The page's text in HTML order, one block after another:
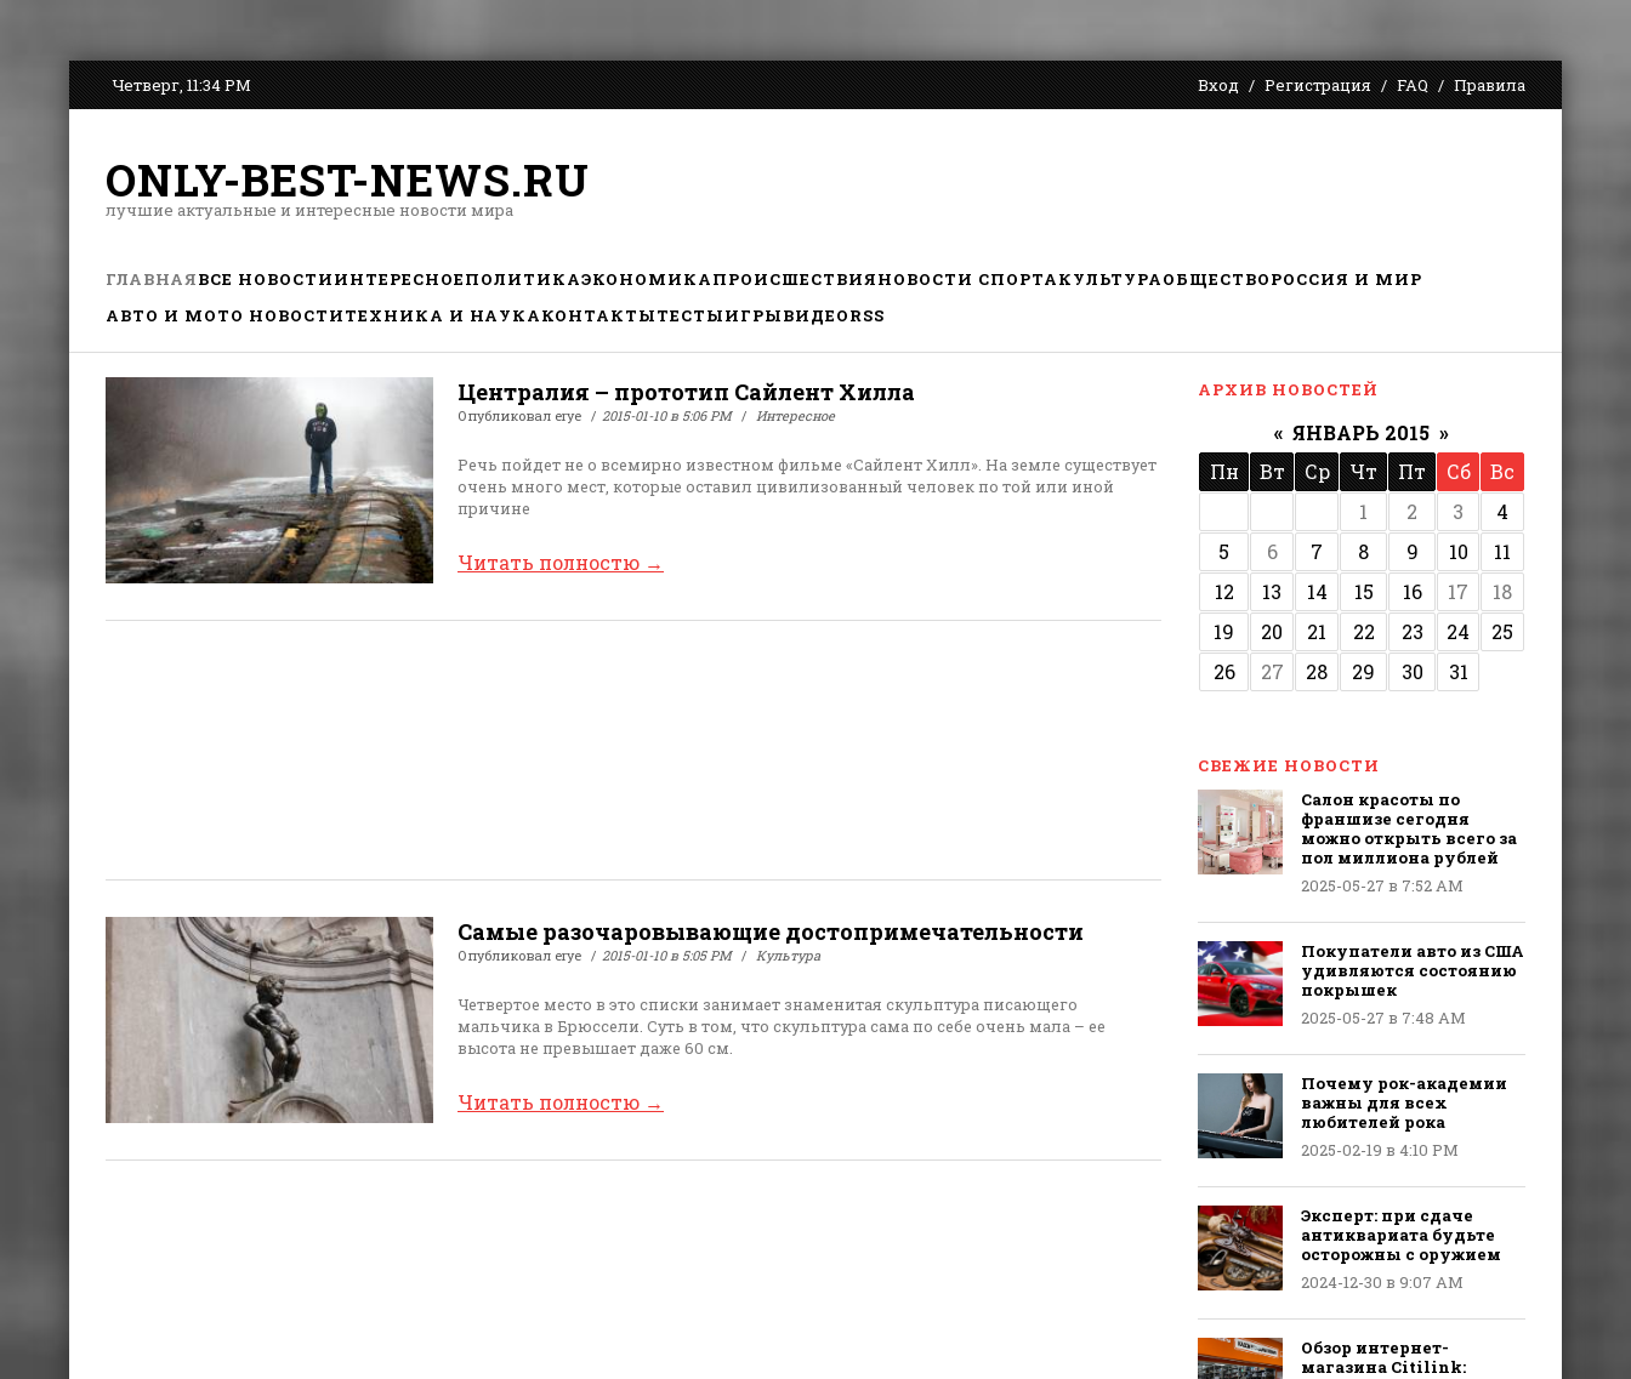
Четверг, 11:34 PM Вход Регистрация FAQ Правила
ONLY-BEST-NEWS.RU
лучшие актуальные и интересные новости мира
ГЛАВНАЯВСЕ НОВОСТИИНТЕРЕСНОЕПОЛИТИКАЭКОНОМИКАПРОИСШЕСТВИЯНОВОСТИ СПОРТАКУЛЬТУРАОБЩЕСТВОРОССИЯ И МИР
АВТО И МОТО НОВОСТИТЕХНИКА И НАУКАКОНТАКТЫТЕСТЫИГРЫВИДЕОRSS
Централия – прототип Сайлент Хилла
Опубликовал erye 2015-01-10 в 5:06 PM Интересное
Речь пойдет не о всемирно известном фильме «Сайлент Хилл». На земле существует
очень много мест, которые оставил цивилизованный человек по той или иной
причине
Читать полностю →
Самые разочаровывающие достопримечательности
Опубликовал erye 2015-01-10 в 5:05 PM Культура
Четвертое место в это списки занимает знаменитая скульптура писающего
мальчика в Брюссели. Суть в том, что скульптура сама по себе очень мала – ее
высота не превышает даже 60 см.
Читать полностю →
АРХИВ НОВОСТЕЙ
« ЯНВАРЬ 2015 »
Пн
Вт Ср Чт Пт Сб
Вс
1
2 3
4
5
6 7 8 9 10
11
12
13 14 15 16 17
18
19
20 21 22 23 24
25
26
27 28 29 30 31
СВЕЖИЕ НОВОСТИ
Салон красоты по
франшизе сегодня
можно открыть всего за
пол миллиона рублей
2025-05-27 в 7:52 AM
Покупатели авто из США
удивляются состоянию
покрышек
2025-05-27 в 7:48 AM
Почему рок-академии
важны для всех
любителей рока
2025-02-19 в 4:10 PM
Эксперт: при сдаче
антиквариата будьте
осторожны с оружием
2024-12-30 в 9:07 AM
Обзор интернет-
магазина Citilink: